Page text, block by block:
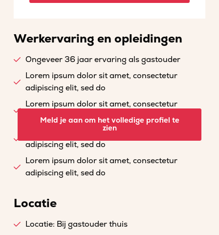
Werkervaring en opleidingen
Ongeveer 36 jaar ervaring als gastouder
Lorem ipsum dolor sit amet, consectetur
adipiscing elit, sed do
Lorem ipsum dolor sit amet, consectetur
adipiscing elit, sed do
Lorem ipsum dolor sit amet, consectetur
adipiscing elit, sed do
Lorem ipsum dolor sit amet, consectetur
adipiscing elit, sed do
Meld je aan om het volledige profiel te
zien
Locatie
Locatie: Bij gastouder thuis